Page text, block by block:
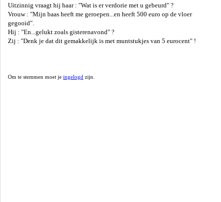
Uitzinnig vraagt hij haar : "Wat is er verdorie met u gebeurd" ?
Vrouw : "Mijn baas heeft me geroepen...en heeft 500 euro op de vloer
gegooid".
Hij : "En...gelukt zoals gisterenavond" ?
Zij : "Denk je dat dit gemakkelijk is met muntstukjes van 5 eurocent" !
Om te stemmen moet je ingelogd zijn.